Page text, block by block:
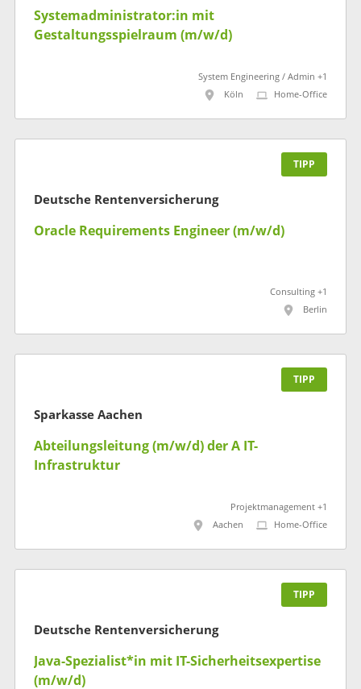
Systemadministrator:in mit
Gestaltungsspielraum (m/w/d)
System Engineering / Admin +1
Köln
Home-Office
TIPP
Deutsche Rentenversicherung
Oracle Requirements Engineer (m/w/d)
Consulting +1
Berlin
TIPP
Sparkasse Aachen
Abteilungsleitung (m/w/d) der A IT-
Infrastruktur
Projektmanagement +1
Aachen
Home-Office
TIPP
Deutsche Rentenversicherung
Java-Spezialist*in mit IT-Sicherheitsexpertise
(m/w/d)